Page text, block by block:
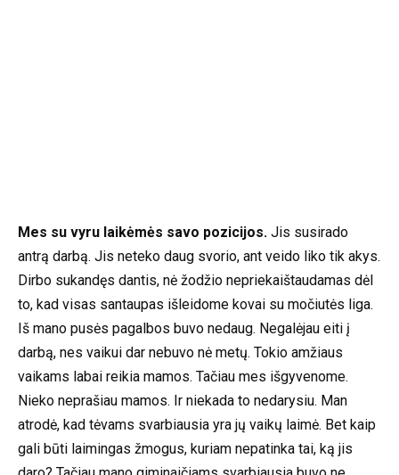
Mes su vyru laikėmės savo pozicijos. Jis susirado
antrą darbą. Jis neteko daug svorio, ant veido liko tik akys.
Dirbo sukandęs dantis, nė žodžio nepriekaištaudamas dėl
to, kad visas santaupas išleidome kovai su močiutės liga.
Iš mano pusės pagalbos buvo nedaug. Negalėjau eiti į
darbą, nes vaikui dar nebuvo nė metų. Tokio amžiaus
vaikams labai reikia mamos. Tačiau mes išgyvenome.
Nieko neprašiau mamos. Ir niekada to nedarysiu. Man
atrodė, kad tėvams svarbiausia yra jų vaikų laimė. Bet kaip
gali būti laimingas žmogus, kuriam nepatinka tai, ką jis